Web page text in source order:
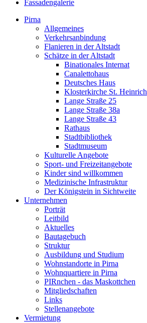
Fassadengalerie
Pirna
Allgemeines
Verkehrsanbindung
Flanieren in der Altstadt
Schätze in der Altstadt
Binationales Internat
Canalettohaus
Deutsches Haus
Klosterkirche St. Heinrich
Lange Straße 25
Lange Straße 38a
Lange Straße 43
Rathaus
Stadtbibliothek
Stadtmuseum
Kulturelle Angebote
Sport- und Freizeitangebote
Kinder sind willkommen
Medizinische Infrastruktur
Der Königstein in Sichtweite
Unternehmen
Porträt
Leitbild
Aktuelles
Bautagebuch
Struktur
Ausbildung und Studium
Wohnstandorte in Pirna
Wohnquartiere in Pirna
PIRnchen - das Maskottchen
Mitgliedschaften
Links
Stellenangebote
Vermietung